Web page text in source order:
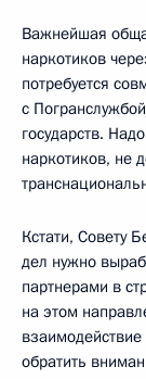
Важнейшая
наркотиков
потребуется
с
государств.
наркотиков, не
Кстати, Совету
дел нужно
партнерами в
на этом
обратить